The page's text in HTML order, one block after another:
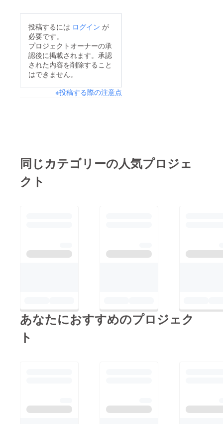
喜んでいただけるよ
う。スタッフ一同心を
込めて育ててまいりま
す！■リターン・ご購
の苗から収穫できるバ
ファームの商品と交換
する引換券（本数によ
ル 10本でアソート詰
大地の宿泊4名様まで
投稿するには ログイン が
必要です。
プロジェクトオーナーの承
認後に掲載されます。承認
された内容を削除すること
はできません。
※投稿する際の注意点
同じカテゴリーの人気プロジェ
クト
あなたにおすすめのプロジェク
ト